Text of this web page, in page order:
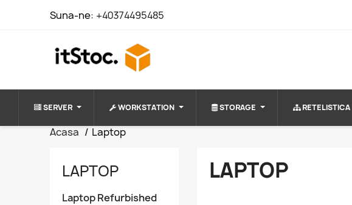
Suna-ne: +40374495485
SERVER WORKSTATION STORAGE RETELISTICA
Acasa Laptop
LAPTOP
Laptop Refurbished
LAPTOP